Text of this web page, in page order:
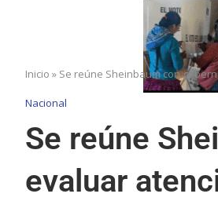
Inicio » Se reúne Sheinbaum con
Nacional
Se reúne
evaluar